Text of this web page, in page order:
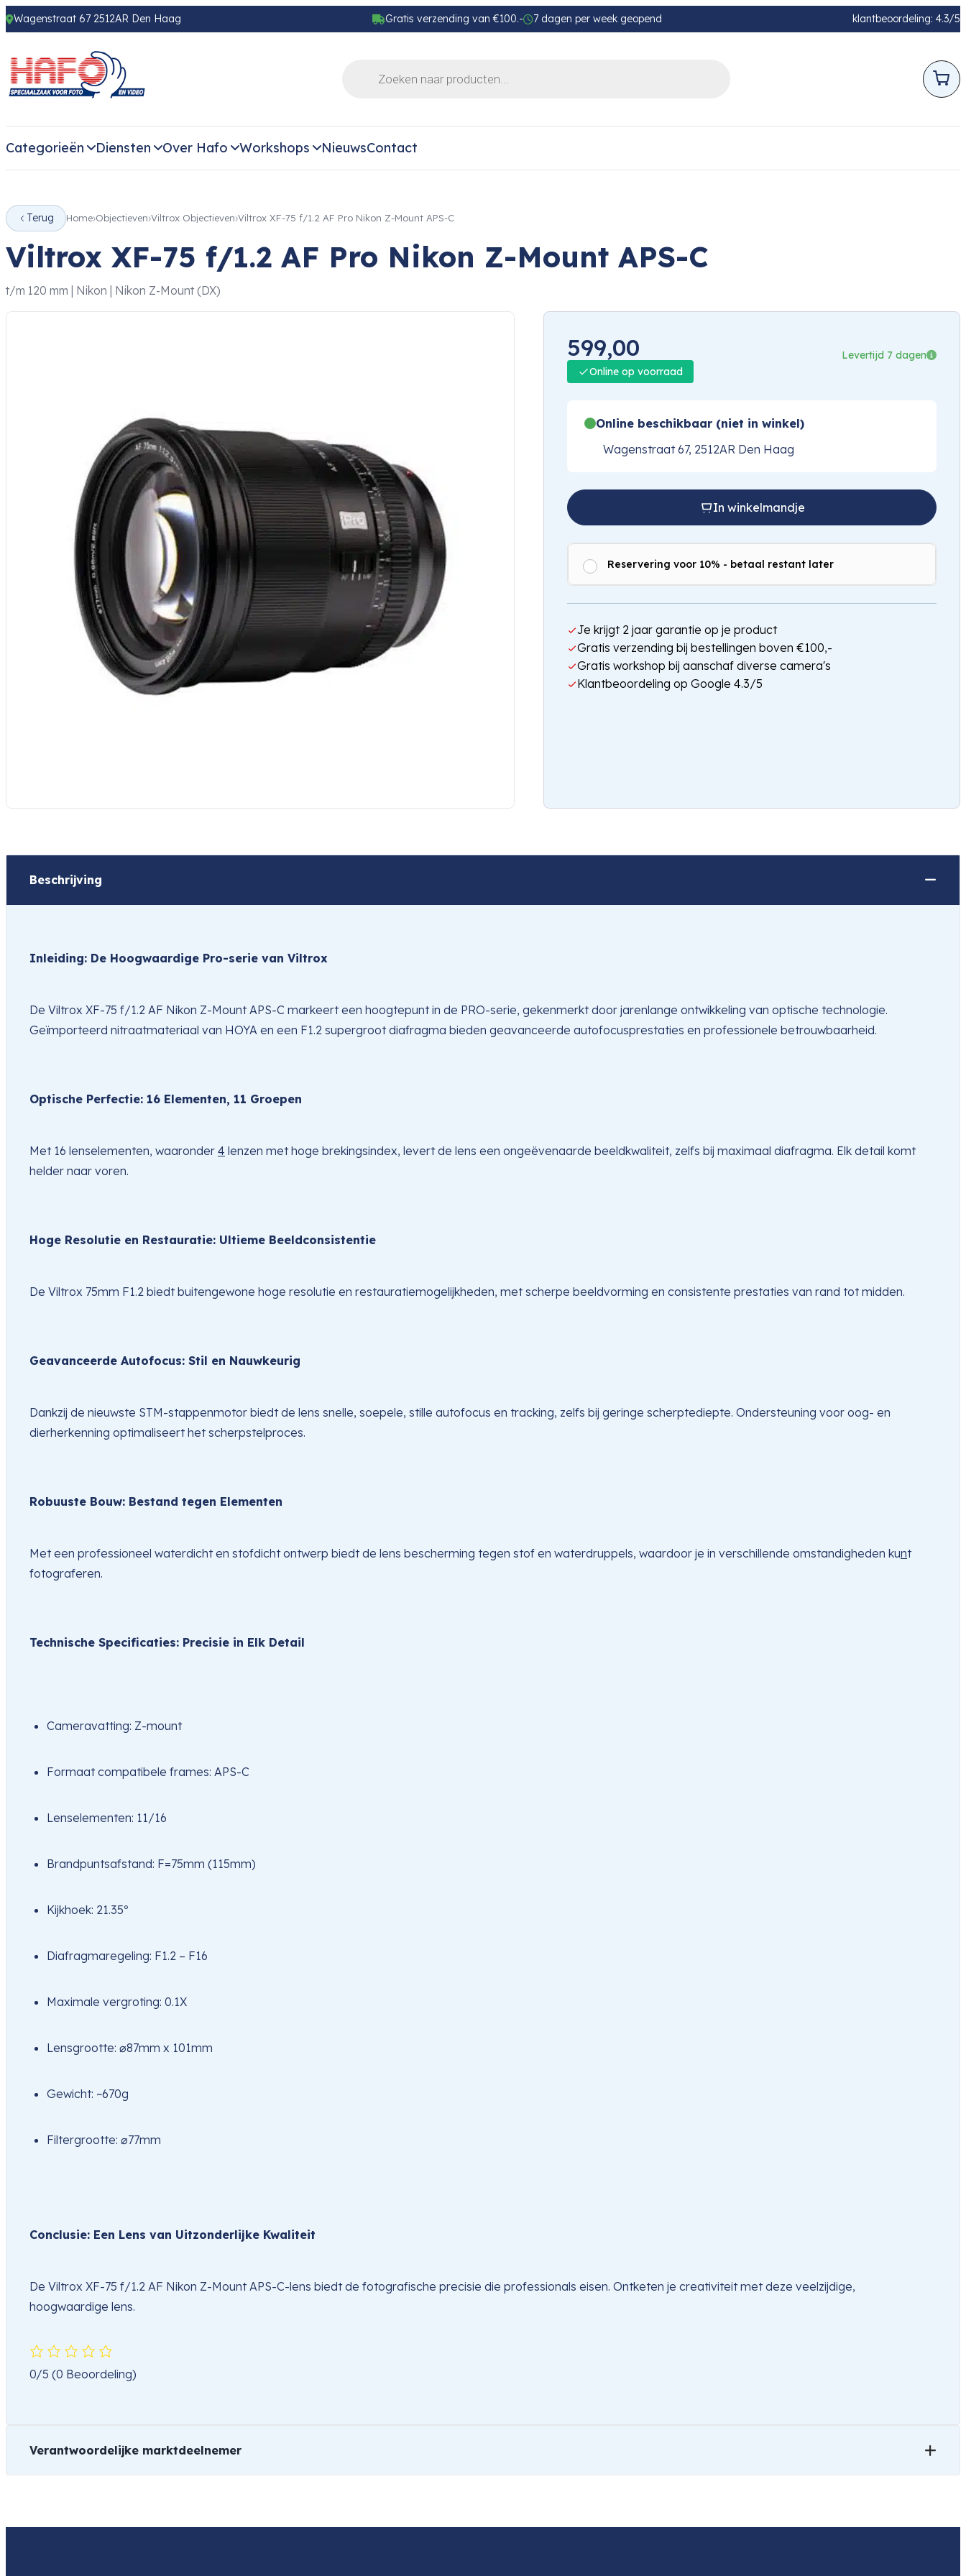
Wagenstraat 67 2512AR Den Haag Gratis verzending van €100.- 7 dagen per week geopend klantbeoordeling: 4.3/5
Categorieën Diensten Over Hafo Workshops NieuwsContact
Terug Home Objectieven Viltrox Objectieven Viltrox XF-75 f/1.2 AF Pro Nikon Z-Mount APS-C
Viltrox XF-75 f/1.2 AF Pro Nikon Z-Mount APS-C
t/m 120 mm | Nikon | Nikon Z-Mount (DX)
599,00
Levertijd 7 dagen
Online op voorraad
Online beschikbaar (niet in winkel)
Wagenstraat 67, 2512AR Den Haag
In winkelmandje
Reservering voor 10% - betaal restant later
Je krijgt 2 jaar garantie op je product
Gratis verzending bij bestellingen boven €100,-
Gratis workshop bij aanschaf diverse camera's
Klantbeoordeling op Google 4.3/5
Beschrijving
Inleiding: De Hoogwaardige Pro-serie van Viltrox
De Viltrox XF-75 f/1.2 AF Nikon Z-Mount APS-C markeert een hoogtepunt in de PRO-serie, gekenmerkt door jarenlange ontwikkeling van optische technologie.
Geïmporteerd nitraatmateriaal van HOYA en een F1.2 supergroot diafragma bieden geavanceerde autofocusprestaties en professionele betrouwbaarheid.
Optische Perfectie: 16 Elementen, 11 Groepen
Met 16 lenselementen, waaronder 4 lenzen met hoge brekingsindex, levert de lens een ongeëvenaarde beeldkwaliteit, zelfs bij maximaal diafragma. Elk detail komt
helder naar voren.
Hoge Resolutie en Restauratie: Ultieme Beeldconsistentie
De Viltrox 75mm F1.2 biedt buitengewone hoge resolutie en restauratiemogelijkheden, met scherpe beeldvorming en consistente prestaties van rand tot midden.
Geavanceerde Autofocus: Stil en Nauwkeurig
Dankzij de nieuwste STM-stappenmotor biedt de lens snelle, soepele, stille autofocus en tracking, zelfs bij geringe scherptediepte. Ondersteuning voor oog- en
dierherkenning optimaliseert het scherpstelproces.
Robuuste Bouw: Bestand tegen Elementen
Met een professioneel waterdicht en stofdicht ontwerp biedt de lens bescherming tegen stof en waterdruppels, waardoor je in verschillende omstandigheden kunt
fotograferen.
Technische Specificaties: Precisie in Elk Detail
Cameravatting: Z-mount
Formaat compatibele frames: APS-C
Lenselementen: 11/16
Brandpuntsafstand: F=75mm (115mm)
Kijkhoek: 21.35º
Diafragmaregeling: F1.2 – F16
Maximale vergroting: 0.1X
Lensgrootte: ⌀87mm x 101mm
Gewicht: ~670g
Filtergrootte: ⌀77mm
Conclusie: Een Lens van Uitzonderlijke Kwaliteit
De Viltrox XF-75 f/1.2 AF Nikon Z-Mount APS-C-lens biedt de fotografische precisie die professionals eisen. Ontketen je creativiteit met deze veelzijdige,
hoogwaardige lens.
0/5 (0 Beoordeling)
Verantwoordelijke marktdeelnemer
Product
Viltrox XF-75 f/1.2 AF Pro Nikon Z-Mount APS-C